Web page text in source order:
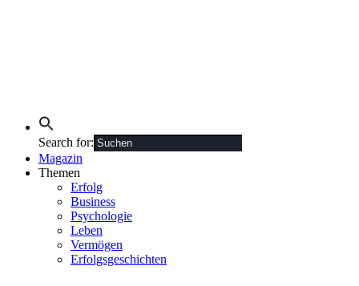
Search for:
Magazin
Themen
Erfolg
Business
Psychologie
Leben
Vermögen
Erfolgsgeschichten